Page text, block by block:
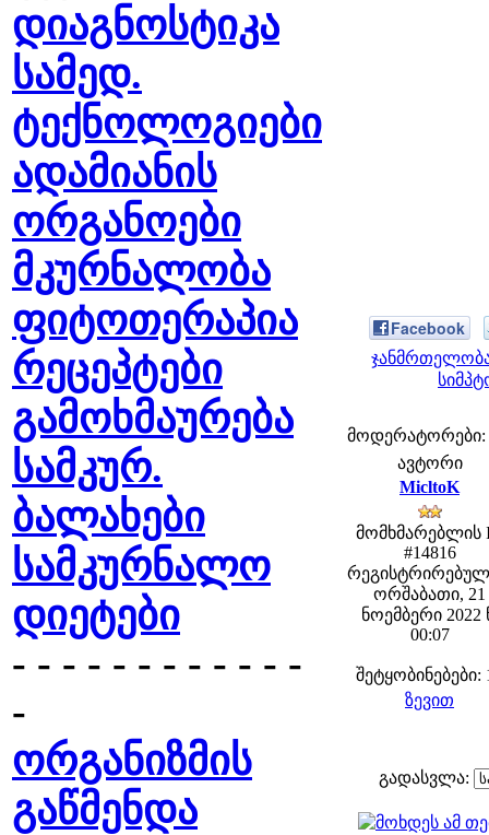
დიაგნოსტიკა
სამედ.
ტექნოლოგიები
ადამიანის
ორგანოები
მკურნალობა
ფიტოთერაპია
რეცეპტები
გამოხმაურება
სამკურ.
ბალახები
სამკურნალო
დიეტები
- - - - - - - - - - - -
-
ორგანიზმის
გაწმენდა
Facebook
მოდერატორები:
ავტორი
MicltoK
მომხმარებლის
#14816
ორშაბათი, 21
ნოემბერი 2022
00:07
შეტყობინებები:
ზევით
გადასვლა: